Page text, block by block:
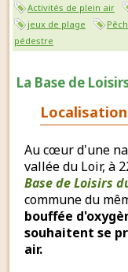
Activités de plein air
jeux de plage
pédestre
La Base de
Au cœur d'une
vallée du Loir, à
Base de Loisirs
commune du
bouffée
souhaitent se
air.